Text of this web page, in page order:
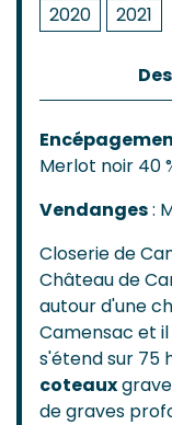
2020
2021
Merlot noir 40
Vendanges:
Closerie de
Château de
autour d'une
Camensac et
s'étend sur 75
coteaux
de graves